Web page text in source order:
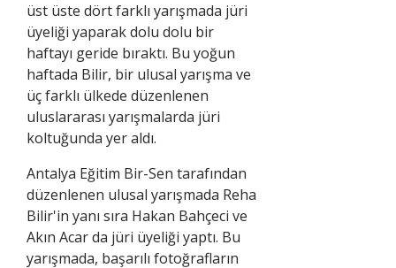
üst üste dört farklı yarışmada jüri
üyeliği yaparak dolu dolu bir
haftayı geride bıraktı. Bu yoğun
haftada Bilir, bir ulusal yarışma ve
üç farklı ülkede düzenlenen
uluslararası yarışmalarda jüri
koltuğunda yer aldı.
Antalya Eğitim Bir-Sen tarafından
düzenlenen ulusal yarışmada Reha
Bilir'in yanı sıra Hakan Bahçeci ve
Akın Acar da jüri üyeliği yaptı. Bu
yarışmada, başarılı fotoğrafların